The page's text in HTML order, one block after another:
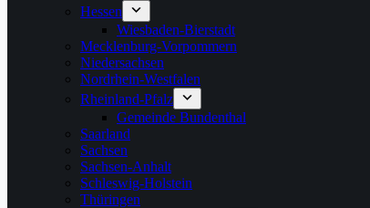
Hessen
Wiesbaden-Bierstadt
Mecklenburg-Vorpommern
Niedersachsen
Nordrhein-Westfalen
Rheinland-Pfalz
Gemeinde Bundenthal
Saarland
Sachsen
Sachsen-Anhalt
Schleswig-Holstein
Thüringen